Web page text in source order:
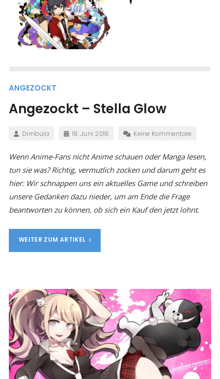
ANGEZOCKT
Angezockt – Stella Glow
Dimbula 18. Juni 2016 Keine Kommentare
Wenn Anime-Fans nicht Anime schauen oder Manga lesen,
tun sie was? Richtig, vermutlich zocken und darum geht es
hier: Wir schnappen uns ein aktuelles Game und schreiben
unsere Gedanken dazu nieder, um am Ende die Frage
beantworten zu können, ob sich ein Kauf den jetzt lohnt.
WEITER ZUM ARTIKEL